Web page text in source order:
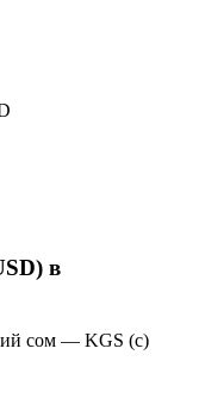
в
сом — KGS (с)